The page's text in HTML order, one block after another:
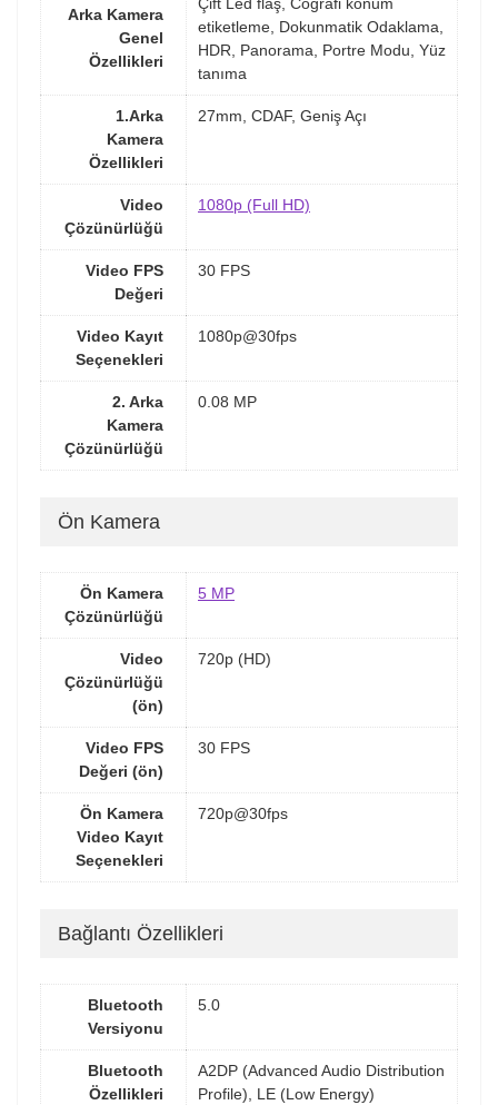
Arka Kamera
Genel
Özellikleri
Çift Led flaş, Coğrafi konum
etiketleme, Dokunmatik Odaklama,
HDR, Panorama, Portre Modu, Yüz
tanıma
1.Arka
Kamera
Özellikleri
27mm, CDAF, Geniş Açı
Video
Çözünürlüğü
1080p (Full HD)
Video FPS
Değeri
30 FPS
Video Kayıt
Seçenekleri
1080p@30fps
2. Arka
Kamera
Çözünürlüğü
0.08 MP
Ön Kamera
Ön Kamera
Çözünürlüğü
5 MP
Video
Çözünürlüğü
(ön)
720p (HD)
Video FPS
Değeri (ön)
30 FPS
Ön Kamera
Video Kayıt
Seçenekleri
720p@30fps
Bağlantı Özellikleri
Bluetooth
Versiyonu
5.0
Bluetooth
Özellikleri
A2DP (Advanced Audio Distribution
Profile), LE (Low Energy)